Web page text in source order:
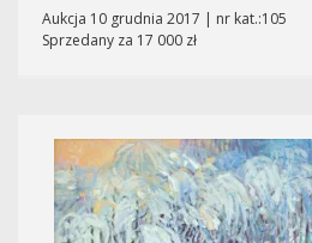
Aukcja 10 grudnia 2017 | nr kat.:105
Sprzedany za 17 000 zł